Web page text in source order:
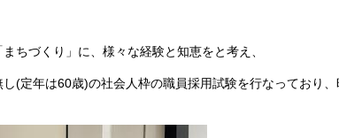
ちづくり」に、様々な経験と知恵をと考え、
(定年は60歳)の社会人枠の職員採用試験を行なっており、